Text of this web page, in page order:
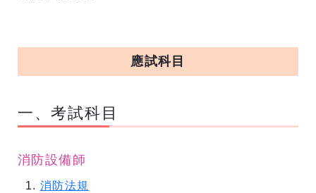
應試科目
一、考試科目
消防設備師
消防法規